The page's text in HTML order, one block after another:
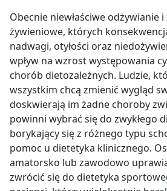
Obecnie niewłaściwe odżywianie i
żywieniowe, których
nadwagi, otyłości oraz
wpływ na wzrost występowania
chorób dietozależnych. Ludzie,
wszystkim chcą zmienić wygląd
doskwierają im żadne choroby
powinni wybrać się do zwykłego
borykający się z różnego typu
pomoc u dietetyka klinicznego.
amatorsko lub zawodowo
zwrócić się do dietetyka